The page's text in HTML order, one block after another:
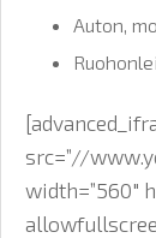
Auton,
src=”//
width=”560″